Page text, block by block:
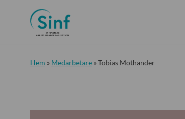
Hem » Medarbetare »Tobias Mothander